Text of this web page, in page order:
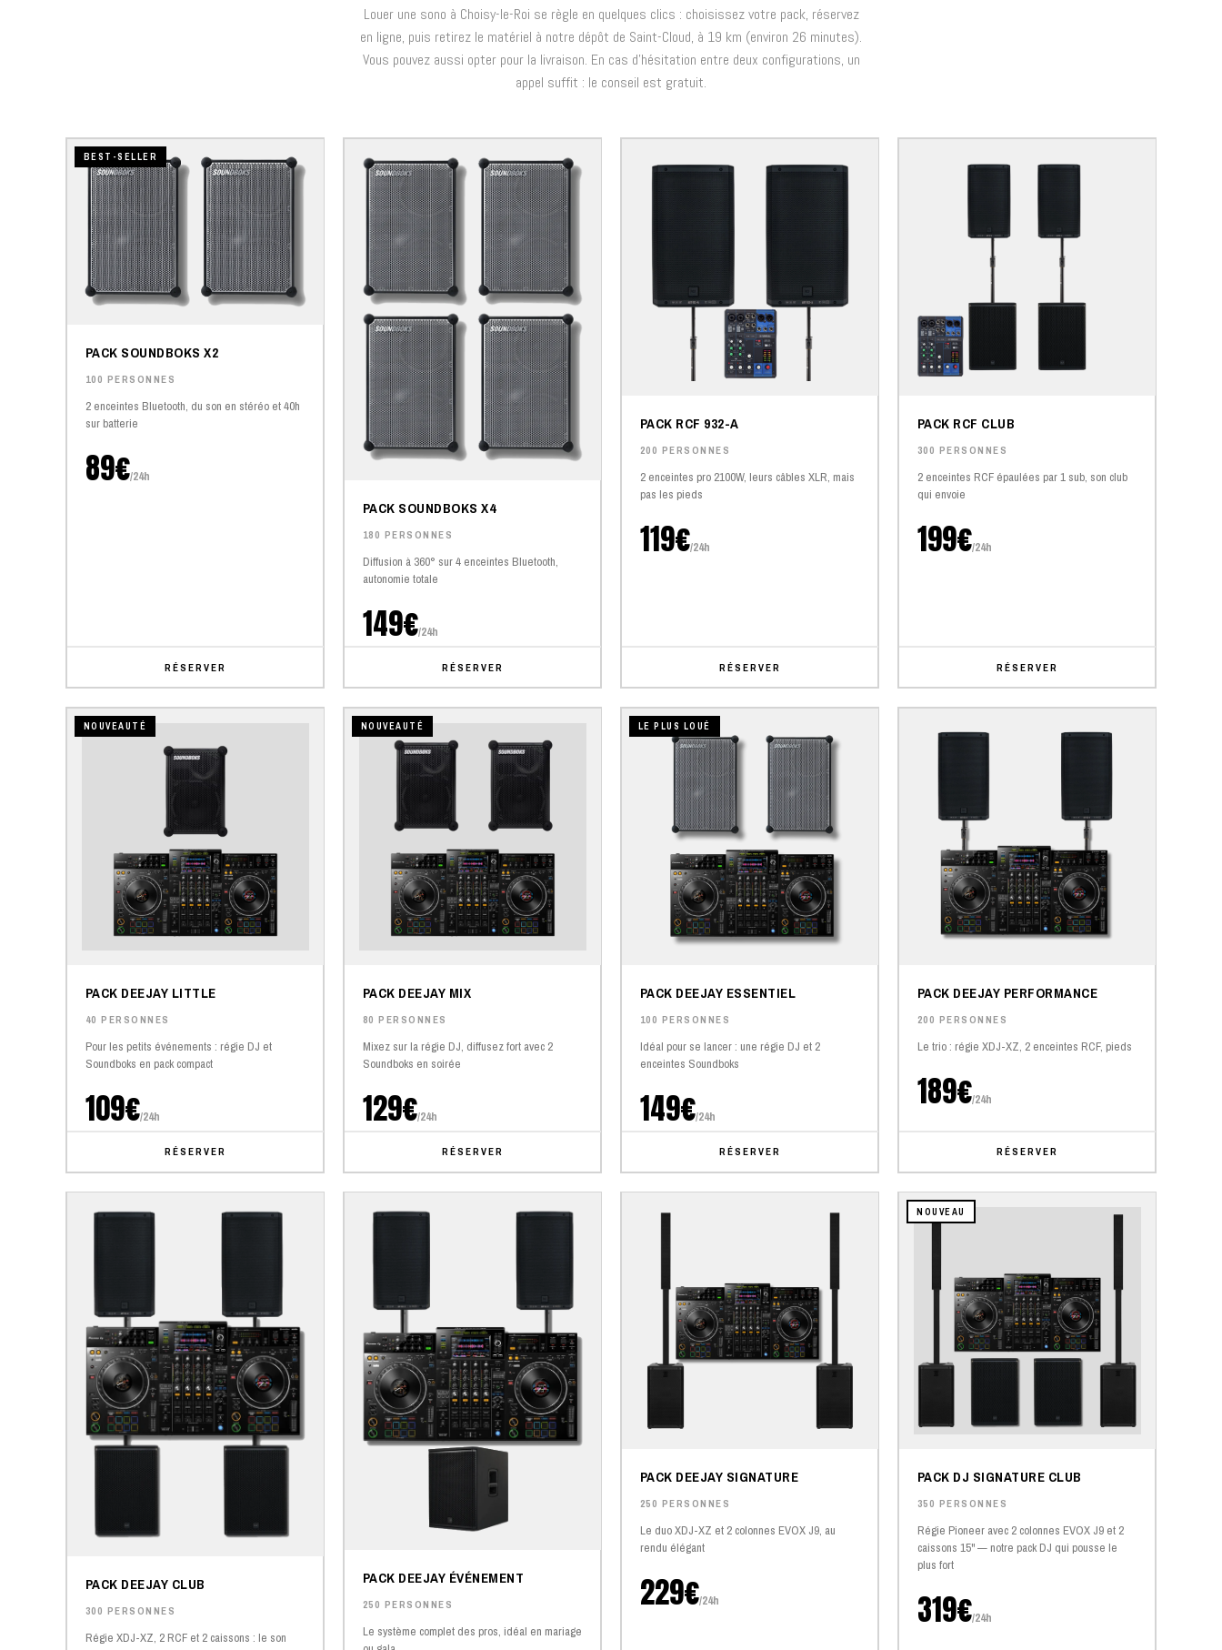
Louer une sono à Choisy-le-Roi se règle en quelques clics : choisissez votre pack, réservez
en ligne, puis retirez le matériel à notre dépôt de Saint-Cloud, à 19 km (environ 26 minutes).
Vous pouvez aussi opter pour la livraison. En cas d'hésitation entre deux configurations, un
appel suffit : le conseil est gratuit.
BEST-SELLER
PACK SOUNDBOKS X2
100 PERSONNES
2 enceintes Bluetooth, du son en stéréo et 40h
sur batterie
89€/24h
RÉSERVER
PACK SOUNDBOKS X4
180 PERSONNES
Diffusion à 360° sur 4 enceintes Bluetooth,
autonomie totale
149€/24h
RÉSERVER
PACK RCF 932-A
200 PERSONNES
2 enceintes pro 2100W, leurs câbles XLR, mais
pas les pieds
119€/24h
RÉSERVER
PACK RCF CLUB
300 PERSONNES
2 enceintes RCF épaulées par 1 sub, son club
qui envoie
199€/24h
RÉSERVER
NOUVEAUTÉ
PACK DEEJAY LITTLE
40 PERSONNES
Pour les petits événements : régie DJ et
Soundboks en pack compact
109€/24h
RÉSERVER
NOUVEAUTÉ
PACK DEEJAY MIX
80 PERSONNES
Mixez sur la régie DJ, diffusez fort avec 2
Soundboks en soirée
129€/24h
RÉSERVER
LE PLUS LOUÉ
PACK DEEJAY ESSENTIEL
100 PERSONNES
Idéal pour se lancer : une régie DJ et 2
enceintes Soundboks
149€/24h
RÉSERVER
PACK DEEJAY PERFORMANCE
200 PERSONNES
Le trio : régie XDJ-XZ, 2 enceintes RCF, pieds
189€/24h
RÉSERVER
PACK DEEJAY CLUB
300 PERSONNES
Régie XDJ-XZ, 2 RCF et 2 caissons : le son
PACK DEEJAY ÉVÉNEMENT
250 PERSONNES
Le système complet des pros, idéal en mariage
PACK DEEJAY SIGNATURE
250 PERSONNES
Le duo XDJ-XZ et 2 colonnes EVOX J9, au
rendu élégant
229€/24h
NOUVEAU
PACK DJ SIGNATURE CLUB
350 PERSONNES
Régie Pioneer avec 2 colonnes EVOX J9 et 2
caissons 15" — notre pack DJ qui pousse le
plus fort
319€/24h